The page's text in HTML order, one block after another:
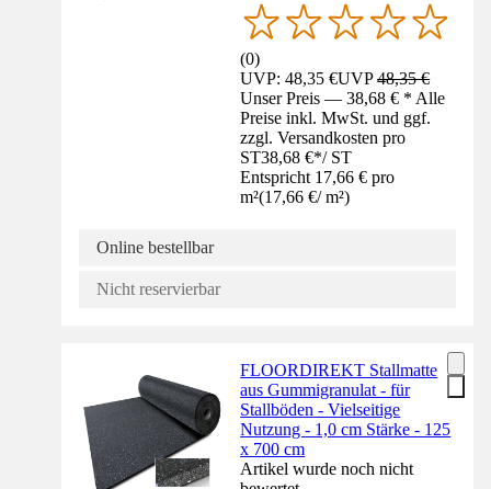
(0)
UVP: 48,35 €UVP48,35 €
Unser Preis — 38,68 € * Alle
Preise inkl. MwSt. und ggf.
zzgl. Versandkosten pro
ST38,68 €*/ ST
Entspricht 17,66 € pro
m²(17,66 €/ m²)
Online bestellbar
Nicht reservierbar
FLOORDIREKT Stallmatte
aus Gummigranulat - für
Stallböden - Vielseitige
Nutzung - 1,0 cm Stärke - 125
x 700 cm
Artikel wurde noch nicht